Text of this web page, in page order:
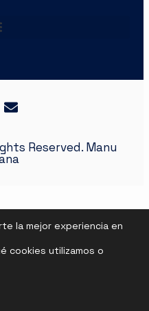
Reserved. Manu
la mejor experiencia en
cookies utilizamos o